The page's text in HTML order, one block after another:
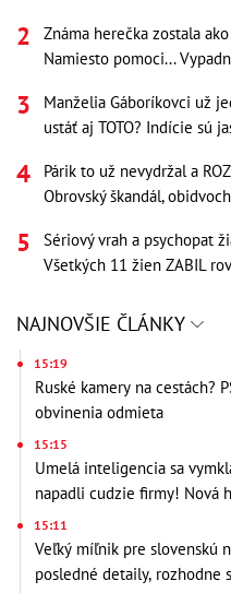
Známa herečka zostala
Namiesto pomoci...
Manželia Gáboríkovci už
ustáť aj TOTO? Indície sú
Párik to už nevydržal a
Obrovský škandál,
Sériový vrah a psychopat
Všetkých 11 žien ZABIL
NAJNOVŠIE ČLÁNKY
15:19
Ruské kamery na cestách?
obvinenia odmieta
15:15
Umelá inteligencia sa
napadli cudzie firmy! Nová
15:11
Veľký míľnik pre slovenskú
posledné detaily, rozhodne